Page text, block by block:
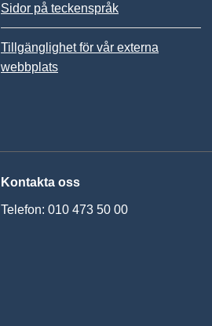
Sidor på teckenspråk
Tillgänglighet för vår externa
webbplats
Kontakta oss
Telefon: 010 473 50 00